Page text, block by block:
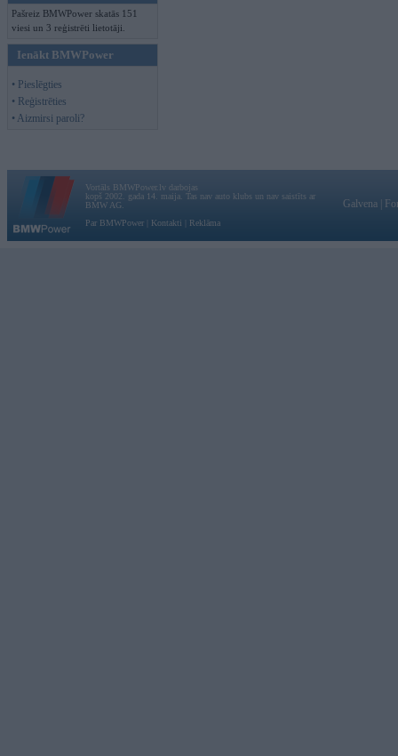
Pašreiz BMWPower skatās 151
viesi un 3 reģistrēti lietotāji.
Ienākt BMWPower
• Pieslēgties
• Reģistrēties
• Aizmirsi paroli?
Vortāls BMWPower.lv darbojas
kopš 2002. gada 14. maija. Tas nav auto klubs un nav saistīts ar
BMW AG.
Par BMWPower
Kontakti Reklāma
Galvena